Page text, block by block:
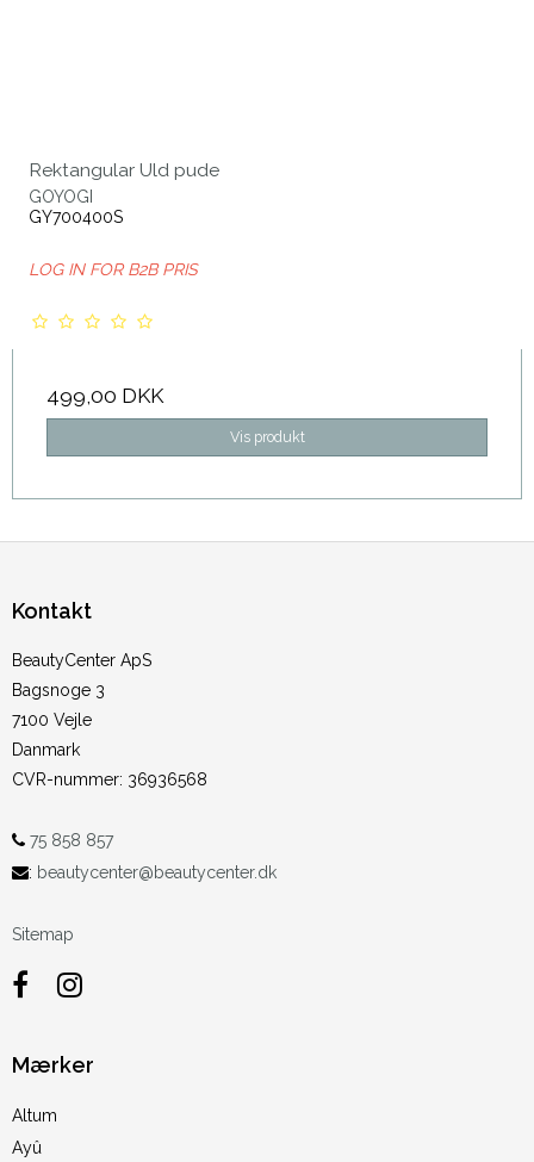
Rektangular Uld pude
GOYOGI
GY700400S
LOG IN FOR B2B PRIS
499,00 DKK
Vis produkt
Kontakt
BeautyCenter ApS
Bagsnoge 3
7100 Vejle
Danmark
CVR-nummer: 36936568
75 858 857
: beautycenter@beautycenter.dk
Sitemap
Mærker
Altum
Ayû